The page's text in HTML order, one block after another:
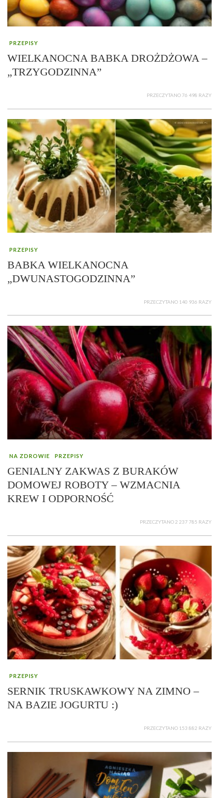
PRZEPISY
WIELKANOCNA BABKA DROŻDŻOWA –
„TRZYGODZINNA”
PRZECZYTANO 76 498 RAZY
PRZEPISY
BABKA WIELKANOCNA
„DWUNASTOGODZINNA”
PRZECZYTANO 140 936 RAZY
NA ZDROWIE PRZEPISY
GENIALNY ZAKWAS Z BURAKÓW
DOMOWEJ ROBOTY – WZMACNIA
KREW I ODPORNOŚĆ
PRZECZYTANO 2 237 785 RAZY
PRZEPISY
SERNIK TRUSKAWKOWY NA ZIMNO –
NA BAZIE JOGURTU :)
PRZECZYTANO 153 882 RAZY